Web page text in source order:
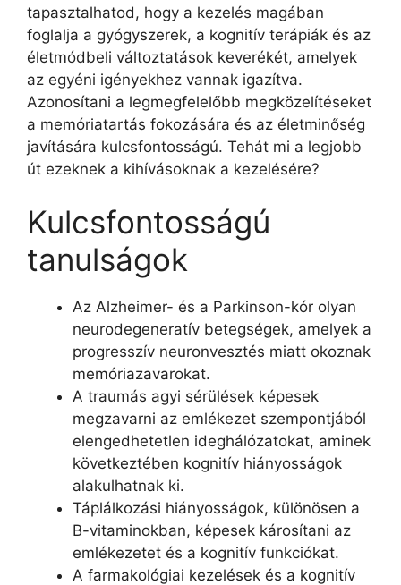
tapasztalhatod, hogy a kezelés magában
foglalja a gyógyszerek, a kognitív terápiák és az
életmódbeli változtatások keverékét, amelyek
az egyéni igényekhez vannak igazítva.
Azonosítani a legmegfelelőbb megközelítéseket
a memóriatartás fokozására és az életminőség
javítására kulcsfontosságú. Tehát mi a legjobb
út ezeknek a kihívásoknak a kezelésére?
Kulcsfontosságú
tanulságok
Az Alzheimer- és a Parkinson-kór olyan
neurodegeneratív betegségek, amelyek a
progresszív neuronvesztés miatt okoznak
memóriazavarokat.
A traumás agyi sérülések képesek
megzavarni az emlékezet szempontjából
elengedhetetlen ideghálózatokat, aminek
következtében kognitív hiányosságok
alakulhatnak ki.
Táplálkozási hiányosságok, különösen a
B-vitaminokban, képesek károsítani az
emlékezetet és a kognitív funkciókat.
A farmakológiai kezelések és a kognitív